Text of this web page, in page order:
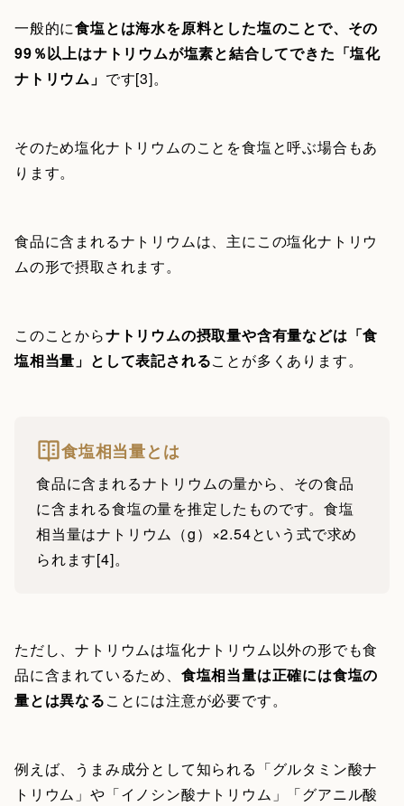
一般的に食塩とは海水を原料とした塩のことで、その
99％以上はナトリウムが塩素と結合してできた「塩化
ナトリウム」 です[3]。
そのため塩化ナトリウムのことを食塩と呼ぶ場合もあ
ります。
食品に含まれるナトリウムは、主にこの塩化ナトリウ
ムの形で摂取されます。
このことからナトリウムの摂取量や含有量などは「食
塩相当量」として表記されることが多くあります。
食塩相当量とは
食品に含まれるナトリウムの量から、その食品
に含まれる食塩の量を推定したものです。食塩
相当量はナトリウム（g）×2.54という式で求め
られます[4]。
ただし、ナトリウムは塩化ナトリウム以外の形でも食
品に含まれているため、 食塩相当量は正確には食塩の
量とは異なることには注意が必要です。
例えば、うまみ成分として知られる「グルタミン酸ナ
トリウム」や「イノシン酸ナトリウム」「グアニル酸